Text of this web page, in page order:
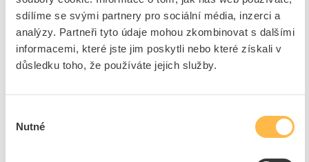
sdílíme se svými partnery pro sociální média, inzerci a
analýzy. Partneři tyto údaje mohou zkombinovat s dalšími
informacemi, které jste jim poskytli nebo které získali v
důsledku toho, že používáte jejich služby.
souhlasu
Nutné
Kód výrobce
1441273110
Značka
EMOS
Cena s DPH
2